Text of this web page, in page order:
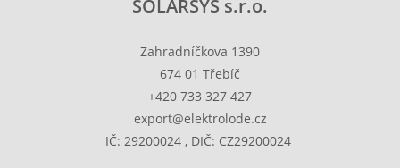
SOLARSYS s.r.o.
Zahradníčkova 1390
674 01 Třebíč
+420 733 327 427
export@elektrolode.cz
IČ: 29200024 , DIČ: CZ29200024